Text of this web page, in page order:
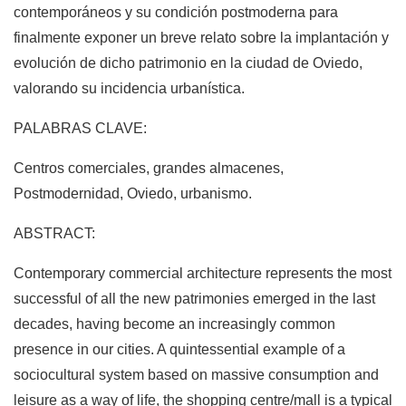
contemporáneos y su condición postmoderna para
finalmente exponer un breve relato sobre la implantación y
evolución de dicho patrimonio en la ciudad de Oviedo,
valorando su incidencia urbanística.
PALABRAS CLAVE:
Centros comerciales, grandes almacenes,
Postmodernidad, Oviedo, urbanismo.
ABSTRACT:
Contemporary commercial architecture represents the most
successful of all the new patrimonies emerged in the last
decades, having become an increasingly common
presence in our cities. A quintessential example of a
sociocultural system based on massive consumption and
leisure as a way of life, the shopping centre/mall is a typical